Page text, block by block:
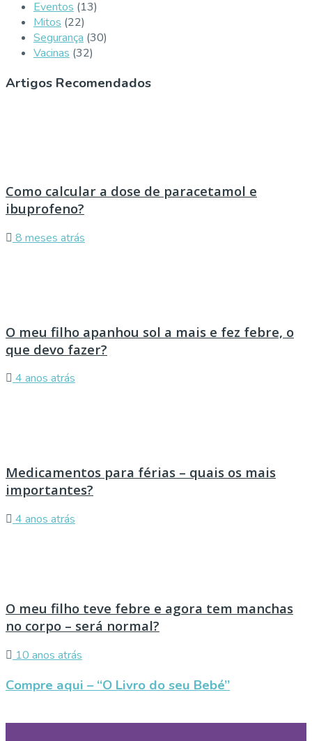
Eventos (13)
Mitos (22)
Segurança (30)
Vacinas (32)
Artigos Recomendados
Como calcular a dose de paracetamol e
ibuprofeno?
8 meses atrás
O meu filho apanhou sol a mais e fez febre, o
que devo fazer?
4 anos atrás
Medicamentos para férias – quais os mais
importantes?
4 anos atrás
O meu filho teve febre e agora tem manchas
no corpo – será normal?
10 anos atrás
Compre aqui – “O Livro do seu Bebé”